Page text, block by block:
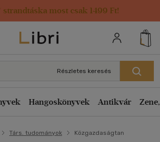
strandtáska most csak 1499 Ft!
Kártya adatai
Részletes keresés
Hangoskönyvek Antikvár
Társ. tudományok Közgazdaságtan